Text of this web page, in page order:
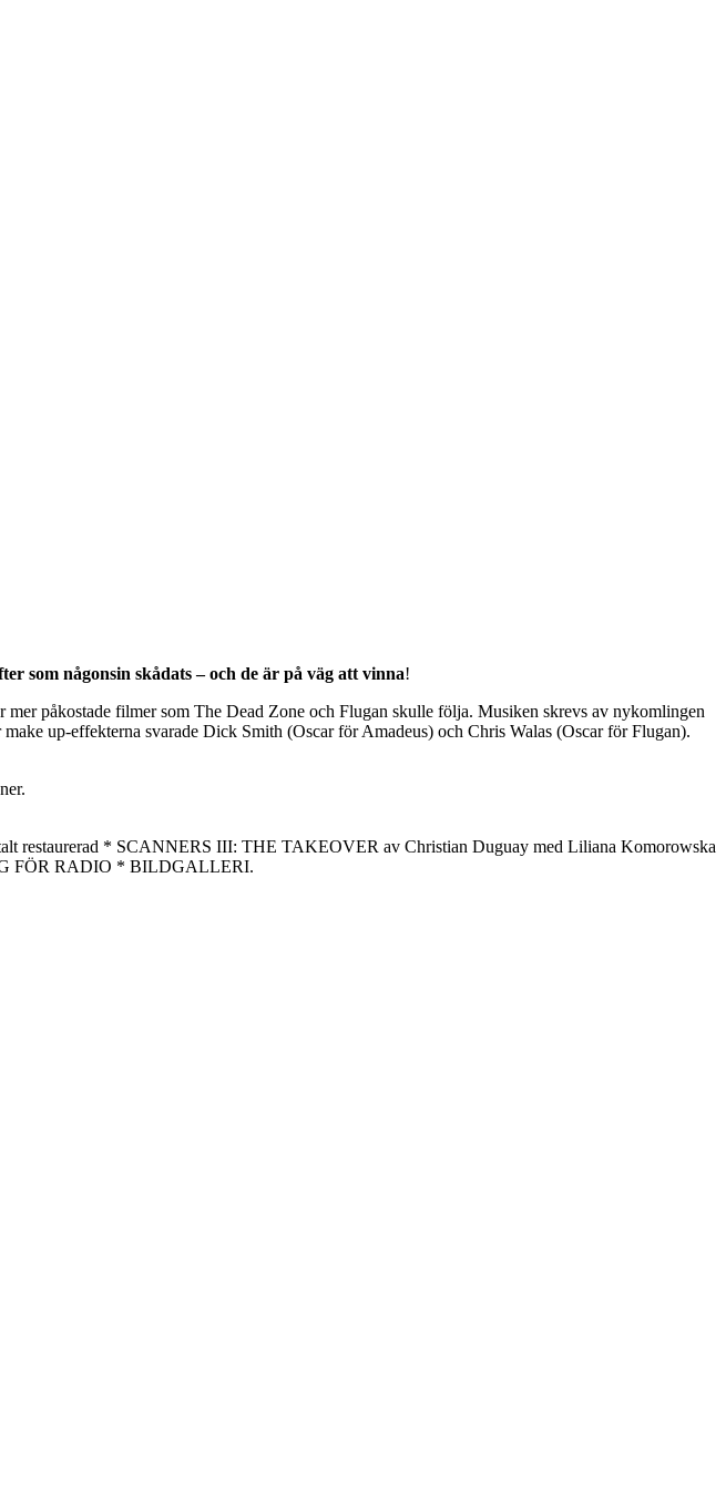
som någonsin skådats – och de är på väg att vinna!
påkostade filmer som The Dead Zone och Flugan skulle följa. Musiken skrevs av nykomlingen
up-effekterna svarade Dick Smith (Oscar för Amadeus) och Chris Walas (Oscar för Flugan).
restaurerad * SCANNERS III: THE TAKEOVER av Christian Duguay med Liliana Komorowska
FÖR RADIO * BILDGALLERI.